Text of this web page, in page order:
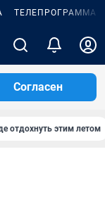
ТЕЛЕПРОГРАММА
Согласен
отдохнуть этим летом